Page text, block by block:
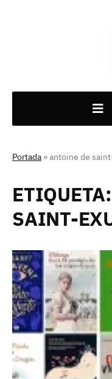
Portada »antoine de
ETIQUETA:
SAINT-